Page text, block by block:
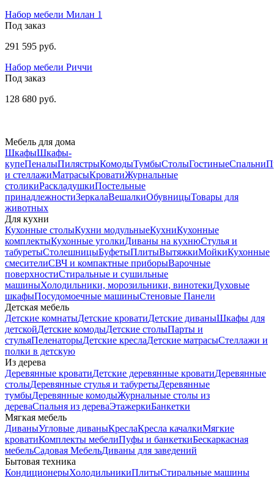
Набор мебели Милан 1
Под заказ
291 595 руб.
Набор мебели Риччи
Под заказ
128 680 руб.
Мебель для дома
ШкафыШкафы-
купеПеналыПилястрыКомодыТумбыСтолыГостиныеСпальни
и стеллажиМатрасыКроватиЖурнальные
столикиРаскладушкиПостельные
принадлежностиЗеркалаВешалкиОбувницыТовары для
животных
Для кухни
Кухонные столыКухни модульныеКухниКухонные
комплектыКухонные уголкиДиваны на кухнюСтулья и
табуретыСтолешницыБуфетыПлитыВытяжкиМойкиКухонные
смесителиСВЧ и компактные приборыВарочные
поверхностиСтиральные и сушильные
машиныХолодильники, морозильники, винотекиДуховые
шкафыПосудомоечные машиныСтеновые Панели
Детская мебель
Детские комнатыДетские кроватиДетские диваныШкафы для
детскойДетские комодыДетские столыПарты и
стульяПеленаторыДетские креслаДетские матрасыСтеллажи и
полки в детскую
Из дерева
Деревянные кроватиДетские деревянные кроватиДеревянные
столыДеревянные стулья и табуретыДеревянные
тумбыДеревянные комодыЖурнальные столы из
дереваСпальня из дереваЭтажеркиБанкетки
Мягкая мебель
ДиваныУгловые диваныКреслаКресла качалкиМягкие
кроватиКомплекты мебелиПуфы и банкеткиБескаркасная
мебельСадовая МебельДиваны для заведений
Бытовая техника
КондиционерыХолодильникиПлитыСтиральные машины